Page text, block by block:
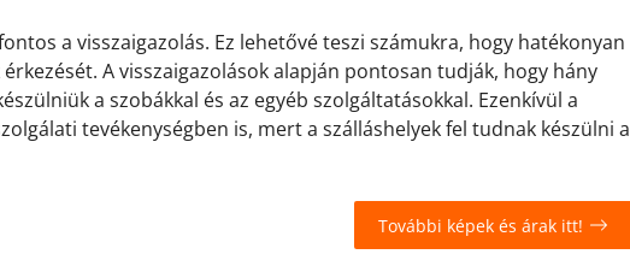
a visszaigazolás. Ez lehetővé teszi számukra, hogy hatékonyan
A visszaigazolások alapján pontosan tudják, hogy hány
a szobákkal és az egyéb szolgáltatásokkal. Ezenkívül a
tevékenységben is, mert a szálláshelyek fel tudnak készülni a
További képek és árak itt!